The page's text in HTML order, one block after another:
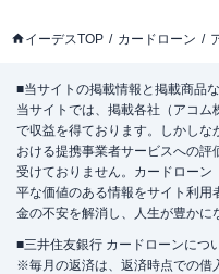
イーデスTOP カードローン
■当サイトの掲載情報と掲載商品
当サイトでは、掲載各社（アコ
で収益を得ております。しかしな
おける提携事業者サービスへの
受けておりません。カードロー
平な価値のある情報をサイト利用
金の不安を解消し、人生が豊かに
■三井住友銀行 カードローンにつ
※毎月の返済は、返済時点での借